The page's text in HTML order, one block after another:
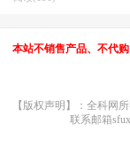
本站不销售产品、不代
【版权声明】：全科网
联系邮箱